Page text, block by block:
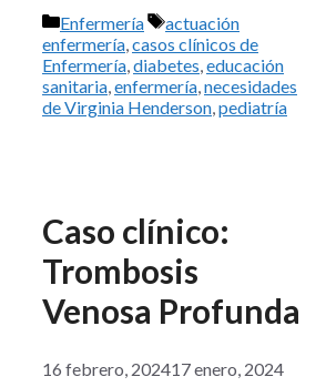
Categorías
Enfermería Etiquetas
actuación
enfermería casos clínicos de
Enfermería diabetes educación
sanitaria enfermería necesidades
de Virginia Henderson pediatría
Caso clínico:
Trombosis
Venosa Profunda
16 febrero, 202417 enero, 2024